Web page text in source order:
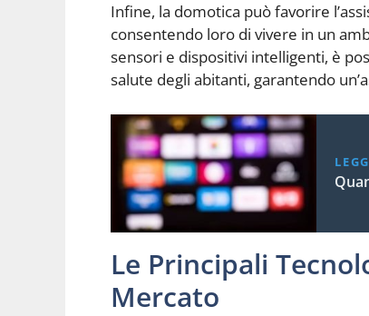
Infine, la domotica può favorire
consentendo loro di vivere in un
sensori e dispositivi intelligenti, è
salute degli abitanti, garantendo
Le Principali
Mercato